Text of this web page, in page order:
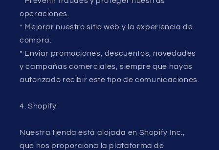
operaciones.
* Mejorar nuestro sitio web y la experiencia de
compra.
* Enviar promociones, descuentos, novedades
y campañas comerciales, siempre que hayas
autorizado recibir este tipo de comunicaciones.
4. Shopify
Nuestra tienda está alojada en Shopify Inc.,
que nos proporciona la plataforma de